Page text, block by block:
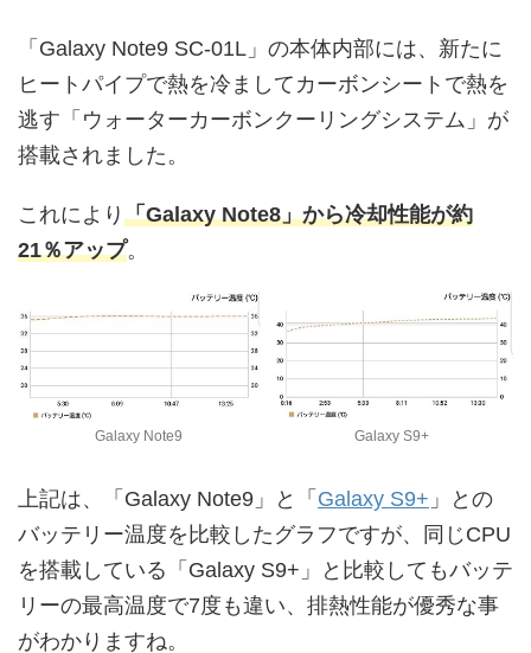
「Galaxy Note9 SC-01L」の本体内部には、新たに
ヒートパイプで熱を冷ましてカーボンシートで熱を
逃す「ウォーターカーボンクーリングシステム」が
搭載されました。
これにより 「Galaxy Note8」から冷却性能が約
21％アップ。
Galaxy Note9 Galaxy S9+
上記は、「Galaxy Note9」と「 Galaxy S9+ 」との
バッテリー温度を比較したグラフですが、同じCPU
を搭載している「Galaxy S9+」と比較してもバッテ
リーの最高温度で7度も違い、排熱性能が優秀な事
がわかりますね。